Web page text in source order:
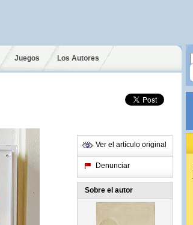
Juegos Los Autores
Ver el artículo original
Denunciar
Sobre el autor